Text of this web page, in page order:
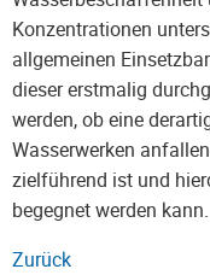
Konzentrationen
allgemeinen
dieser erstmalig
werden, ob eine
Wasserwerken
zielführend ist und
begegnet werden kann.​
Zurück